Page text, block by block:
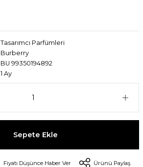
Tasarımcı Parfümleri
Burberry
BU 99350194892
1 Ay
Sepete Ekle
Fiyatı Düşünce Haber Ver Ürünü Paylaş